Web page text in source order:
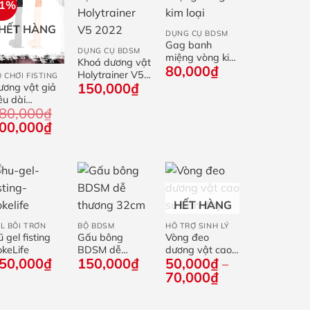
HÀNG
CHƠI FISTING
vật giả
dài
₫
₫Giá
hiện
300,000₫.
+
DỤNG CỤ BDSM
Khoá dương vật
Holytrainer V5
2022
150,000₫
DỤNG CỤ BDSM
Gag banh
miệng vòng kim
loại
80,000₫
BÔI TRƠN
gel fisting
₫
+
BỘ BDSM
Gấu bông
BDSM dễ
thương 32cm
150,000₫
+
HẾT HÀNG
HỖ TRỢ SINH LÝ
Vòng đeo
dương vật cao
su bản dày
50,000₫ –
70,000₫Khoảng